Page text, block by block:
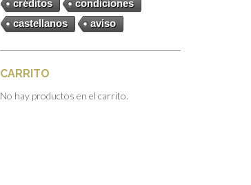
créditos
condiciones
castellanos
aviso
CARRITO
No hay productos en el carrito.